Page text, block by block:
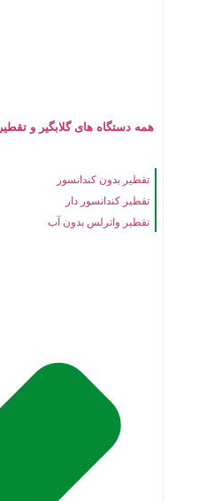
همه دستگاه های گلابگیر و تقطیر
تقطیر بدون کندانسور
تقطیر کندانسور دار
تقطیر واترلس بدون آب